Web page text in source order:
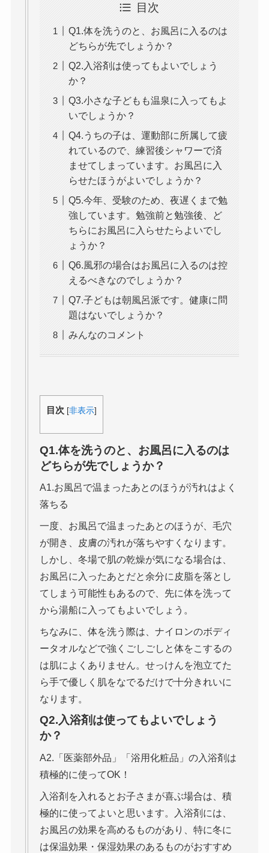
目次
Q1.体を洗うのと、お風呂に入るのは
どちらが先でしょうか？
Q2.入浴剤は使ってもよいでしょう
か？
Q3.小さな子どもも温泉に入ってもよ
いでしょうか？
Q4.うちの子は、運動部に所属して疲
れているので、練習後シャワーで済
ませてしまっています。お風呂に入
らせたほうがよいでしょうか？
Q5.今年、受験のため、夜遅くまで勉
強しています。勉強前と勉強後、ど
ちらにお風呂に入らせたらよいでし
ょうか？
Q6.風邪の場合はお風呂に入るのは控
えるべきなのでしょうか？
Q7.子どもは朝風呂派です。健康に問
題はないでしょうか？
みんなのコメント
目次 [非表示]
Q1.体を洗うのと、お風呂に入るのは
どちらが先でしょうか？
A1.お風呂で温まったあとのほうが汚れはよく
落ちる
一度、お風呂で温まったあとのほうが、毛穴
が開き、皮膚の汚れが落ちやすくなります。
しかし、冬場で肌の乾燥が気になる場合は、
お風呂に入ったあとだと余分に皮脂を落とし
てしまう可能性もあるので、先に体を洗って
から湯船に入ってもよいでしょう。
ちなみに、体を洗う際は、ナイロンのボディ
ータオルなどで強くごしごしと体をこするの
は肌によくありません。せっけんを泡立てた
ら手で優しく肌をなでるだけで十分きれいに
なります。
Q2.入浴剤は使ってもよいでしょう
か？
A2.「医薬部外品」「浴用化粧品」の入浴剤は
積極的に使ってOK！
入浴剤を入れるとお子さまが喜ぶ場合は、積
極的に使ってよいと思います。入浴剤には、
お風呂の効果を高めるものがあり、特に冬に
は保温効果・保湿効果のあるものがおすすめ